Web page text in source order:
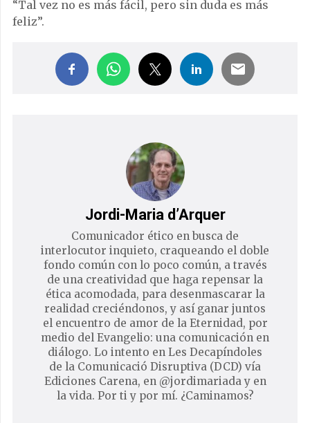
“Tal vez no es más fácil, pero sin duda es más
feliz”.
Jordi-Maria d’Arquer
Comunicador ético en busca de
interlocutor inquieto, craqueando el doble
fondo común con lo poco común, a través
de una creatividad que haga repensar la
ética acomodada, para desenmascarar la
realidad creciéndonos, y así ganar juntos
el encuentro de amor de la Eternidad, por
medio del Evangelio: una comunicación en
diálogo. Lo intento en Les Decapíndoles
de la Comunicació Disruptiva (DCD) vía
Ediciones Carena, en @jordimariada y en
la vida. Por ti y por mí. ¿Caminamos?